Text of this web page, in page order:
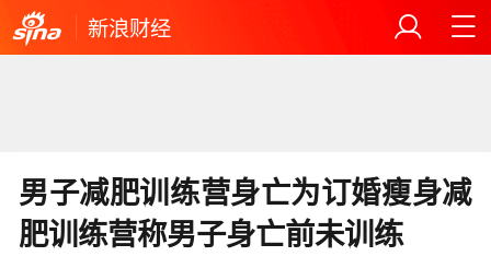
新浪财经
男子减肥训练营身亡为订婚瘦身减
肥训练营称男子身亡前未训练